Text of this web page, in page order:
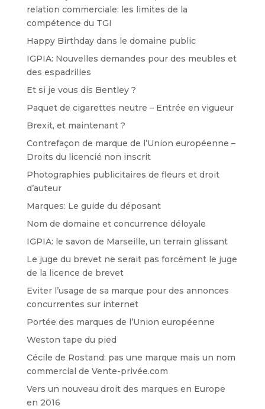
relation commerciale: les limites de la
compétence du TGI
Happy Birthday dans le domaine public
IGPIA: Nouvelles demandes pour des meubles et
des espadrilles
Et si je vous dis Bentley ?
Paquet de cigarettes neutre – Entrée en vigueur
Brexit, et maintenant ?
Contrefaçon de marque de l’Union européenne –
Droits du licencié non inscrit
Photographies publicitaires de fleurs et droit
d’auteur
Marques: Le guide du déposant
Nom de domaine et concurrence déloyale
IGPIA: le savon de Marseille, un terrain glissant
Le juge du brevet ne serait pas forcément le juge
de la licence de brevet
Eviter l’usage de sa marque pour des annonces
concurrentes sur internet
Portée des marques de l’Union européenne
Weston tape du pied
Cécile de Rostand: pas une marque mais un nom
commercial de Vente-privée.com
Vers un nouveau droit des marques en Europe
en 2016